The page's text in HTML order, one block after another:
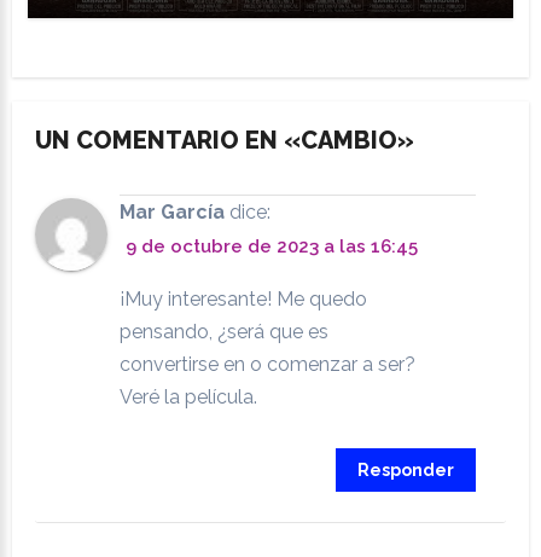
UN COMENTARIO EN «CAMBIO»
Mar García dice:
9 de octubre de 2023 a las 16:45
¡Muy interesante! Me quedo
pensando, ¿será que es
convertirse en o comenzar a ser?
Veré la película.
Responder